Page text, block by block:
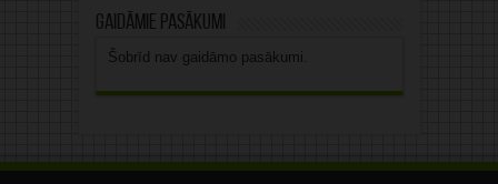
Gaidāmie pasākumi
Šobrīd nav gaidāmo pasākumi.